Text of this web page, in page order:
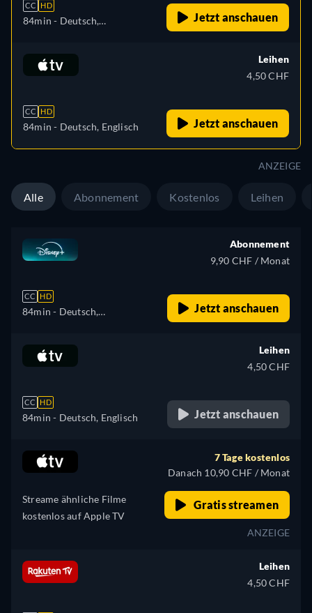
CC HD
84min - Deutsch,
Spanisch, Spanisch
(Lateinamerika), Französisch,
Japanisch, Polnisch,
Portugiesisch (Brasilien),
Jetzt anschauen
CC HD
84min - Deutsch, Englisch
Leihen
4,50 CHF
Jetzt anschauen
ANZEIGE
Alle Abonnement Kostenlos Leihen
CC HD
84min - Deutsch,
Spanisch, Spanisch
(Lateinamerika), Französisch,
Japanisch, Polnisch,
Portugiesisch (Brasilien),
Abonnement
9,90 CHF / Monat
Jetzt anschauen
CC HD
84min - Deutsch, Englisch
Leihen
4,50 CHF
Jetzt anschauen
Streame ähnliche Filme
kostenlos auf Apple TV
7 Tage kostenlos
Danach 10,90 CHF / Monat
Gratis streamen
ANZEIGE
Leihen
4,50 CHF